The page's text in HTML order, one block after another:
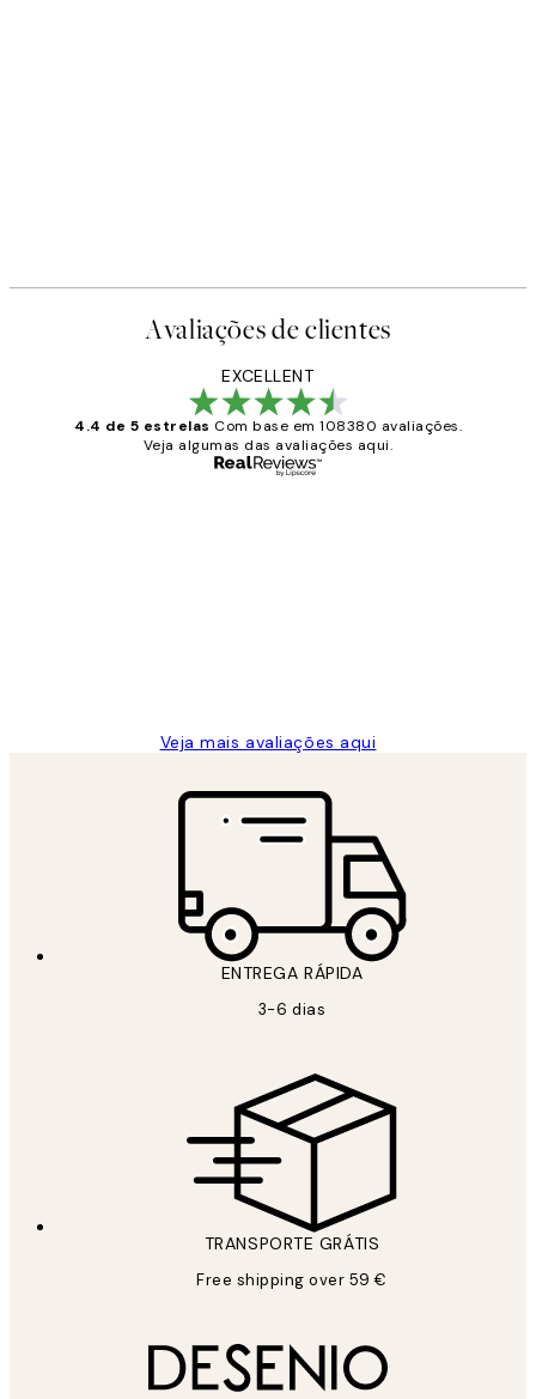
Avaliações de clientes
EXCELLENT
4.4 de 5 estrelas Com base em 108380 avaliações.
Veja algumas das avaliações aqui.
Veja mais avaliações aqui
ENTREGA RÁPIDA
3-6 dias
TRANSPORTE GRÁTIS
Free shipping over 59 €